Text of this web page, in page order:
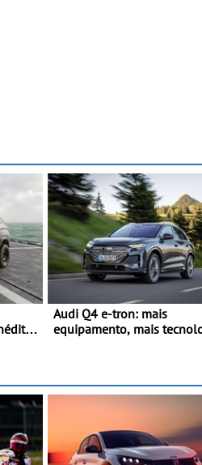
Audi Q4 e-tron: mais
equipamento, mais
carregamento mais rápido